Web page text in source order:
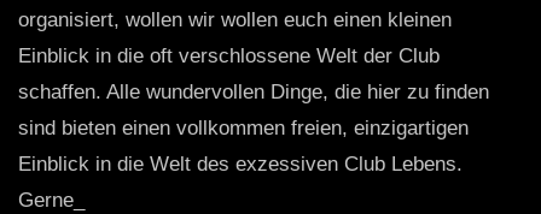
organisiert, wollen wir wollen euch einen kleinen
Einblick in die oft verschlossene Welt der Club
schaffen. Alle wundervollen Dinge, die hier zu finden
sind bieten einen vollkommen freien, einzigartigen
Einblick in die Welt des exzessiven Club Lebens.
Gerne_